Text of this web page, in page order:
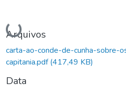
Carregando...
Arquivos
carta-ao-conde-de-cunha-sobre-
capitania.pdf(417,49 KB)
Data